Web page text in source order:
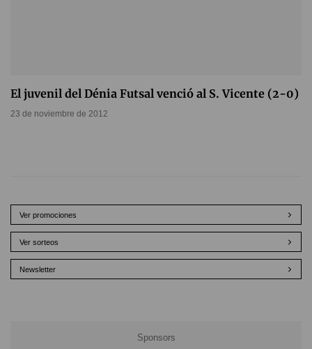
El juvenil del Dénia Futsal venció al S. Vicente (2-0)
23 de noviembre de 2012
Ver promociones
Ver sorteos
Newsletter